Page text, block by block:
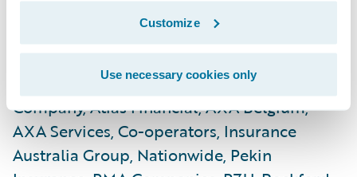
Customize
Use necessary cookies only
conduzidos por clientes da Guidewire. Essas
sessões deram a clientes como AF Group,
American Modern, Amica Mutual Insurance
Company, Atlas Financial, AXA Belgium,
AXA Services, Co-operators, Insurance
Australia Group, Nationwide, Pekin